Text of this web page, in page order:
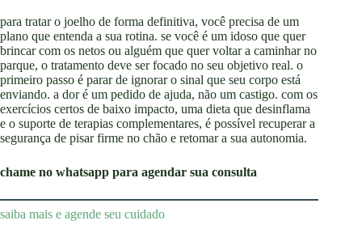
para tratar o joelho de forma definitiva, você precisa de um
plano que entenda a sua rotina. se você é um idoso que quer
brincar com os netos ou alguém que quer voltar a caminhar no
parque, o tratamento deve ser focado no seu objetivo real. o
primeiro passo é parar de ignorar o sinal que seu corpo está
enviando. a dor é um pedido de ajuda, não um castigo. com os
exercícios certos de baixo impacto, uma dieta que desinflama
e o suporte de terapias complementares, é possível recuperar a
segurança de pisar firme no chão e retomar a sua autonomia.
chame no whatsapp para agendar sua consulta
saiba mais e agende seu cuidado